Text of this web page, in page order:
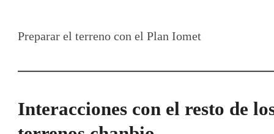
Preparar el terreno con el Plan Iomet
Interacciones con el resto de